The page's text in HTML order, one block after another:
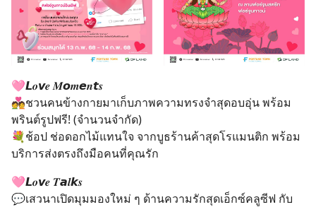
🩷𝙇𝒐𝙫𝒆 𝑴𝙤𝒎𝙚𝒏𝙩𝒔
💑ชวนคนข้างกายมาเก็บภาพความทรงจำสุดอบอุ่น พร้อม
พรินต์รูปฟรี! (จำนวนจำกัด)
💐ช้อป ช่อดอกไม้แทนใจ จากบูธร้านค้าสุดโรแมนติก พร้อม
บริการส่งตรงถึงมือคนที่คุณรัก
🩷𝙇𝒐𝙫𝒆 𝑻𝙖𝒍𝙠𝒔
💬เสวนาเปิดมุมมองใหม่ ๆ ด้านความรักสุดเอ็กซ์คลูซีฟ กับ